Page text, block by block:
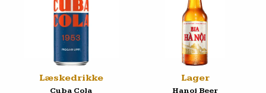
Læskedrikke
Cuba Cola
Lager
Hanoi Beer